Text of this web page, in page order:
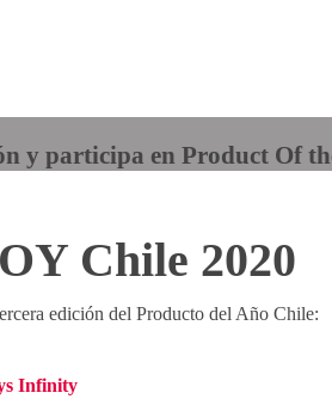
y participa en Product Of
Chile 2020
edición del Producto del Año Chile:
Infinity